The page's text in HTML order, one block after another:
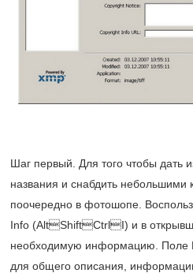
Шаг первый. Для того чтобы дать
названия и снабдить
поочередно в фотошопе.
Info (AltShiftCtrlI) и в
необходимую информацию. Поле
для общего описания,